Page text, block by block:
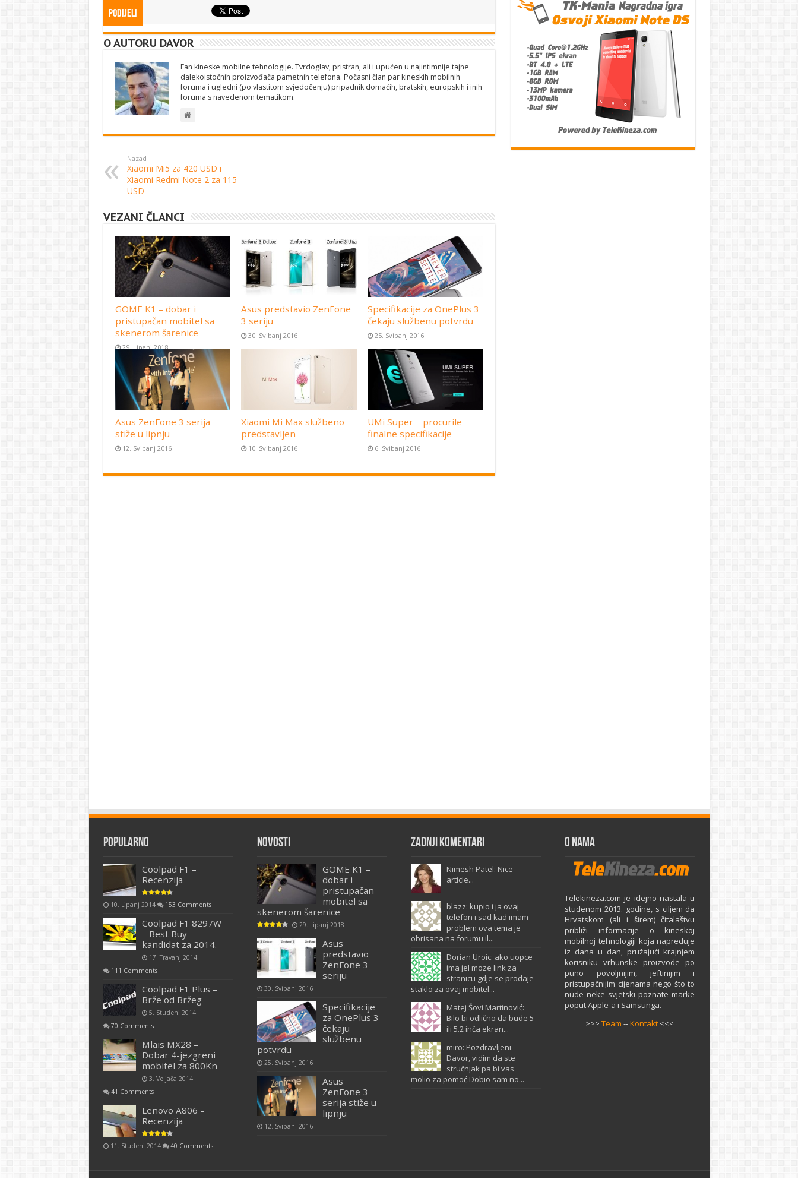
Podijeli
O AUTORU DAVOR
Fan kineske mobilne tehnologije. Tvrdoglav, pristran, ali i upućen u najintimnije tajne
dalekoistočnih proizvođača pametnih telefona. Počasni član par kineskih mobilnih
foruma i ugledni (po vlastitom svjedočenju) pripadnik domaćih, bratskih, europskih i inih
foruma s navedenom tematikom.
Nazad
Xiaomi Mi5 za 420 USD i
Xiaomi Redmi Note 2 za 115
USD
VEZANI ČLANCI
GOME K1 – dobar i
pristupačan mobitel sa
skenerom šarenice
29. Lipanj 2018
Asus predstavio ZenFone
3 seriju
30. Svibanj 2016
Specifikacije za OnePlus 3
čekaju službenu potvrdu
25. Svibanj 2016
Asus ZenFone 3 serija
stiže u lipnju
12. Svibanj 2016
Xiaomi Mi Max službeno
predstavljen
10. Svibanj 2016
UMi Super – procurile
finalne specifikacije
6. Svibanj 2016
Popularno
Coolpad F1 –
Recenzija
10. Lipanj 2014 153 Comments
Coolpad F1 8297W
– Best Buy
kandidat za 2014.
17. Travanj 2014
111 Comments
Coolpad F1 Plus –
Brže od Bržeg
5. Studeni 2014
70 Comments
Mlais MX28 –
Dobar 4-jezgreni
mobitel za 800Kn
3. Veljača 2014
41 Comments
Lenovo A806 –
Recenzija
11. Studeni 2014 40 Comments
Novosti
GOME K1 –
dobar i
pristupačan
mobitel sa
skenerom šarenice
29. Lipanj 2018
Asus
predstavio
ZenFone 3
seriju
30. Svibanj 2016
Specifikacije
za OnePlus 3
čekaju
službenu
potvrdu
25. Svibanj 2016
Asus
ZenFone 3
serija stiže u
lipnju
12. Svibanj 2016
Zadnji komentari
Nimesh Patel: Nice
article...
blazz: kupio i ja ovaj
telefon i sad kad imam
problem ova tema je
obrisana na forumu il...
Dorian Uroic: ako uopce
ima jel moze link za
stranicu gdje se prodaje
staklo za ovaj mobitel...
Matej Šovi Martinović:
Bilo bi odlično da bude 5
ili 5.2 inča ekran...
miro: Pozdravljeni
Davor, vidim da ste
stručnjak pa bi vas
molio za pomoć.Dobio sam no...
O Nama
Telekineza.com je idejno nastala u
studenom 2013. godine, s ciljem da
Hrvatskom (ali i širem) čitalaštvu
približi informacije o kineskoj
mobilnoj tehnologiji koja napreduje
iz dana u dan, pružajući krajnjem
korisniku vrhunske proizvode po
puno povoljnijim, jeftinijim i
pristupačnijim cijenama nego što to
nude neke svjetski poznate marke
poput Apple-a i Samsunga.
>>>Team --Kontakt <<<